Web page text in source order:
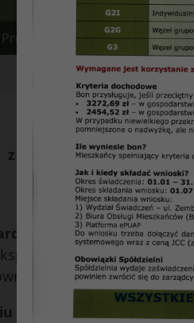
Protokół Nr 44/2008 z dnia
z posiedzenia Zarządu
Burski
–Anna
Księgowy –Adam
uczestniczyli